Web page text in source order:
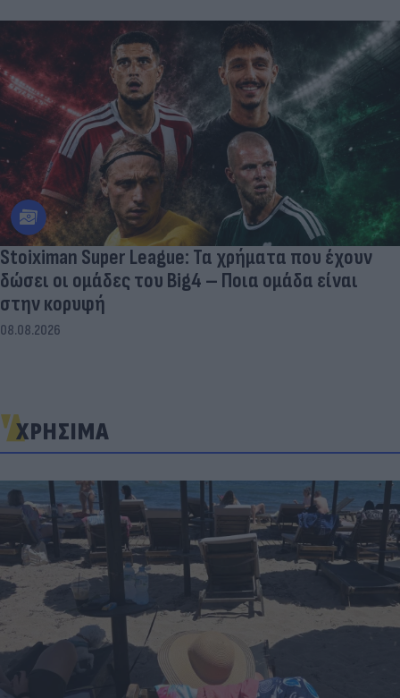
Stoiximan Super League: Τα χρήματα που έχουν
δώσει οι ομάδες του Big4 – Ποια ομάδα είναι
στην κορυφή
08.08.2026
ΧΡΗΣΙΜΑ